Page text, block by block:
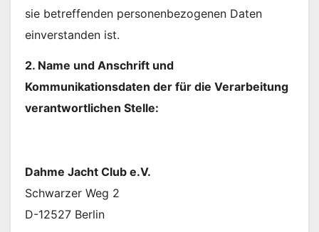
sie betreffenden personenbezogenen Daten
einverstanden ist.
2. Name und Anschrift und
Kommunikationsdaten der für die Verarbeitung
verantwortlichen Stelle:
Dahme Jacht Club e.V.
Schwarzer Weg 2
D-12527 Berlin